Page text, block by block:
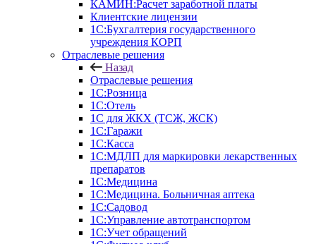
КАМИН:Расчет заработной платы
Клиентские лицензии
1С:Бухгалтерия государственного
учреждения КОРП
Отраслевые решения
Назад
Отраслевые решения
1С:Розница
1С:Отель
1С для ЖКХ (ТСЖ, ЖСК)
1С:Гаражи
1С:Касса
1С:МДЛП для маркировки лекарственных
препаратов
1С:Медицина
1С:Медицина. Больничная аптека
1С:Садовод
1С:Управление автотранспортом
1С:Учет обращений